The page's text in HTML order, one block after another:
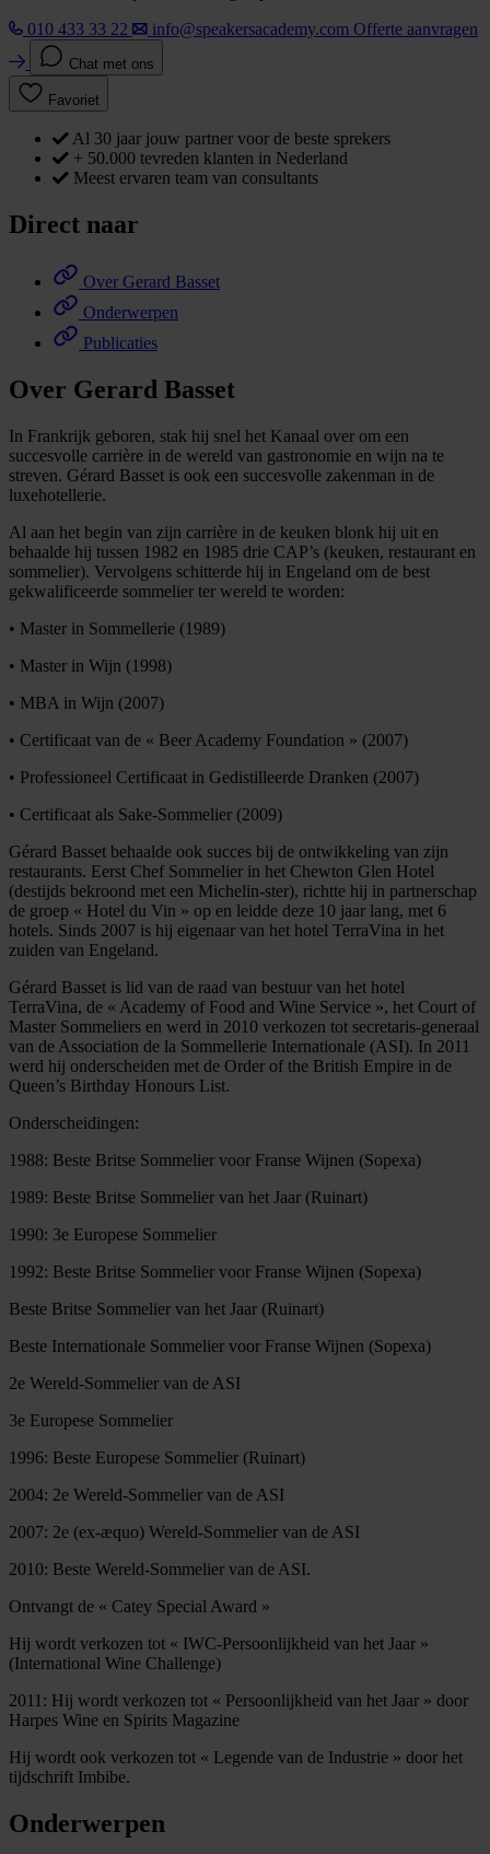
010 433 33 22
info@speakersacademy.com Offerte aanvragen
Chat met ons
Favoriet
Al 30 jaar jouw partner voor de beste sprekers
+ 50.000 tevreden klanten in Nederland
Meest ervaren team van consultants
Direct naar
Over Gerard Basset
Onderwerpen
Publicaties
Over Gerard Basset
In Frankrijk geboren, stak hij snel het Kanaal over om een
succesvolle carrière in de wereld van gastronomie en wijn na te
streven. Gérard Basset is ook een succesvolle zakenman in de
luxehotellerie.
Al aan het begin van zijn carrière in de keuken blonk hij uit en
behaalde hij tussen 1982 en 1985 drie CAP’s (keuken, restaurant en
sommelier). Vervolgens schitterde hij in Engeland om de best
gekwalificeerde sommelier ter wereld te worden:
• Master in Sommellerie (1989)
• Master in Wijn (1998)
• MBA in Wijn (2007)
• Certificaat van de « Beer Academy Foundation » (2007)
• Professioneel Certificaat in Gedistilleerde Dranken (2007)
• Certificaat als Sake-Sommelier (2009)
Gérard Basset behaalde ook succes bij de ontwikkeling van zijn
restaurants. Eerst Chef Sommelier in het Chewton Glen Hotel
(destijds bekroond met een Michelin-ster), richtte hij in partnerschap
de groep « Hotel du Vin » op en leidde deze 10 jaar lang, met 6
hotels. Sinds 2007 is hij eigenaar van het hotel TerraVina in het
zuiden van Engeland.
Gérard Basset is lid van de raad van bestuur van het hotel
TerraVina, de « Academy of Food and Wine Service », het Court of
Master Sommeliers en werd in 2010 verkozen tot secretaris-generaal
van de Association de la Sommellerie Internationale (ASI). In 2011
werd hij onderscheiden met de Order of the British Empire in de
Queen’s Birthday Honours List.
Onderscheidingen:
1988: Beste Britse Sommelier voor Franse Wijnen (Sopexa)
1989: Beste Britse Sommelier van het Jaar (Ruinart)
1990: 3e Europese Sommelier
1992: Beste Britse Sommelier voor Franse Wijnen (Sopexa)
Beste Britse Sommelier van het Jaar (Ruinart)
Beste Internationale Sommelier voor Franse Wijnen (Sopexa)
2e Wereld-Sommelier van de ASI
3e Europese Sommelier
1996: Beste Europese Sommelier (Ruinart)
2004: 2e Wereld-Sommelier van de ASI
2007: 2e (ex-æquo) Wereld-Sommelier van de ASI
2010: Beste Wereld-Sommelier van de ASI.
Ontvangt de « Catey Special Award »
Hij wordt verkozen tot « IWC-Persoonlijkheid van het Jaar »
(International Wine Challenge)
2011: Hij wordt verkozen tot « Persoonlijkheid van het Jaar » door
Harpes Wine en Spirits Magazine
Hij wordt ook verkozen tot « Legende van de Industrie » door het
tijdschrift Imbibe.
Onderwerpen